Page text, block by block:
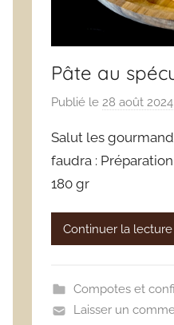
Pâte au
Publié le28 août 2024
Salut les
faudra :
180 gr
Continuer la lecture
Compotes et
Laisser un